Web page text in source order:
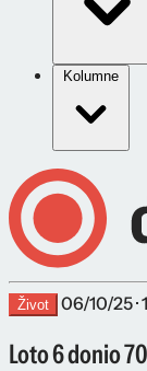
Kolumne
Život 06/10/25 ·
Loto 6 donio